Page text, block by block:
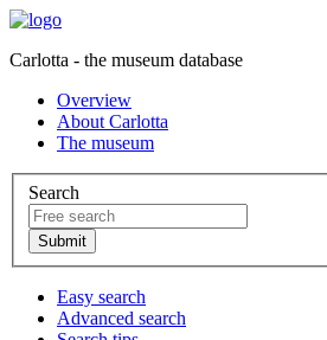
Carlotta - the museum database
Overview
About Carlotta
The museum
Search
Easy search
Advanced search